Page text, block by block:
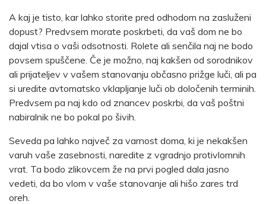
A kaj je tisto, kar lahko storite pred odhodom na zasluženi
dopust? Predvsem morate poskrbeti, da vaš dom ne bo
dajal vtisa o vaši odsotnosti. Rolete ali senčila naj ne bodo
povsem spuščene. Če je možno, naj kakšen od sorodnikov
ali prijateljev v vašem stanovanju občasno prižge luči, ali pa
si uredite avtomatsko vklapljanje luči ob določenih terminih.
Predvsem pa naj kdo od znancev poskrbi, da vaš poštni
nabiralnik ne bo pokal po šivih.
Seveda pa lahko največ za varnost doma, ki je nekakšen
varuh vaše zasebnosti, naredite z vgradnjo protivlomnih
vrat. Ta bodo zlikovcem že na prvi pogled dala jasno
vedeti, da bo vlom v vaše stanovanje ali hišo zares trd
oreh.